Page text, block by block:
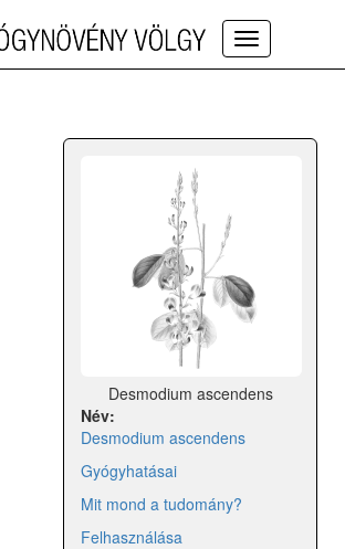
Toggle
navigation
Desmodium ascendens
Név:
Desmodium ascendens
Gyógyhatásai
Mit mond a tudomány?
Felhasználása